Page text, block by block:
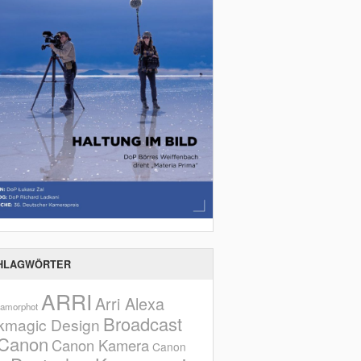
ARRI Arri Alexa
Design Broadcast
Canon Kamera Canon